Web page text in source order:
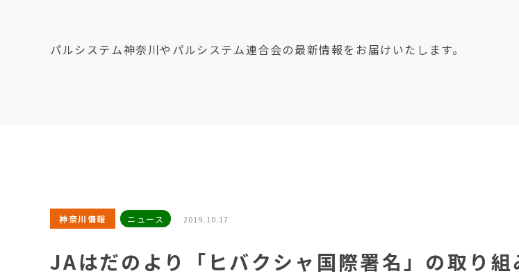
パルシステム神奈川やパルシステム連合会の最新情報をお届けいたします。
神奈川情報 ニュース 2019.10.17
JAはだのより「ヒバクシャ国際署名」の取り